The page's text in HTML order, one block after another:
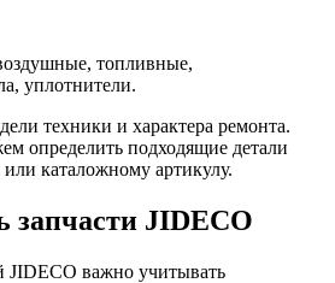
топливные,
уплотнители.
техники и характера ремонта.
определить подходящие детали
каталожному артикулу.
запчасти JIDECO
JIDECO важно учитывать